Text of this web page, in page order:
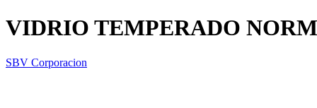
VIDRIO TEMPERADO
SBV Corporacion